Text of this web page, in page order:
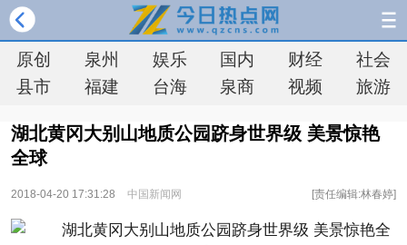
原创 泉州 娱乐 国内 财经
社会
县市
福建 台海 泉商 视频 旅游
湖北黄冈大别山地质公园跻身世界级 美景惊艳
全球
2018-04-20 17:31:28 中国新闻网 [责任编辑:林春婷]